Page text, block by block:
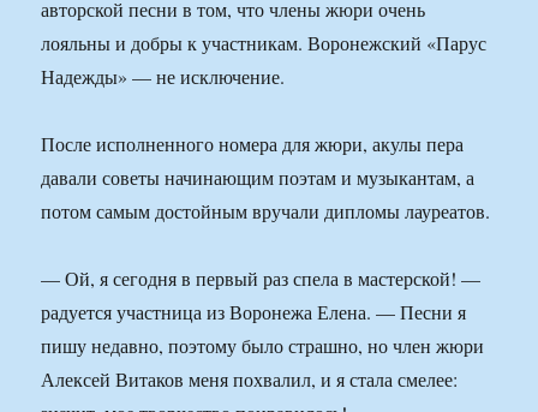
авторской песни в том, что члены жюри очень
лояльны и добры к участникам. Воронежский «Парус
Надежды» — не исключение.
После исполненного номера для жюри, акулы пера
давали советы начинающим поэтам и музыкантам, а
потом самым достойным вручали дипломы лауреатов.
— Ой, я сегодня в первый раз спела в мастерской! —
радуется участница из Воронежа Елена. — Песни я
пишу недавно, поэтому было страшно, но член жюри
Алексей Витаков меня похвалил, и я стала смелее: